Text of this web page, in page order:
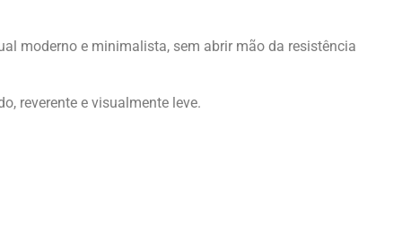
moderno e minimalista, sem abrir mão da resistência
reverente e visualmente leve.